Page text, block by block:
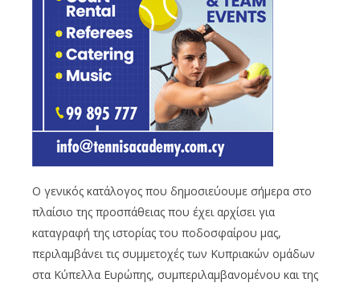
Ο γενικός κατάλογος που δημοσιεύουμε σήμερα στο
πλαίσιο της προσπάθειας που έχει αρχίσει για
καταγραφή της ιστορίας του ποδοσφαίρου μας,
περιλαμβάνει τις συμμετοχές των Κυπριακών ομάδων
στα Κύπελλα Ευρώπης, συμπεριλαμβανομένου και της